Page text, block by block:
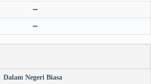
➖
➖
Dalam Negeri Biasa